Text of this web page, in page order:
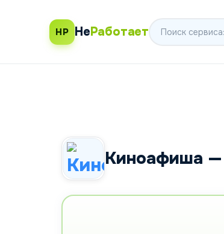
НР НеРаботает
Киноафиша —